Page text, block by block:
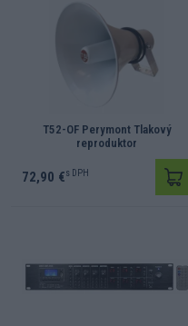
T52-OF Perymont Tlakový
reproduktor
72,90 €s DPH